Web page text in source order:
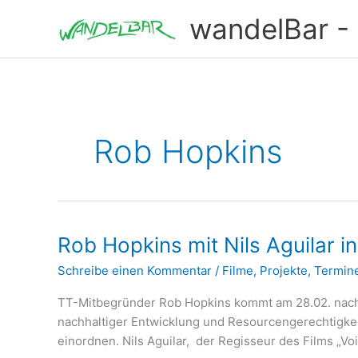
wandelBar -
Rob Hopkins
Rob Hopkins mit Nils Aguilar
Schreibe einen Kommentar / Filme, Projekte,
TT-Mitbegründer Rob Hopkins kommt am 28.02.
nachhaltiger Entwicklung und
einordnen. Nils Aguilar, der Regisseur des Films